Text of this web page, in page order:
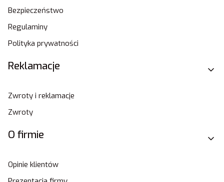
Bezpieczeństwo
Regulaminy
Polityka prywatności
Reklamacje
Zwroty i reklamacje
Zwroty
O firmie
Opinie klientów